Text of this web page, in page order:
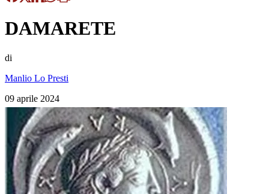
DAMARETE
di
Manlio Lo Presti
09 aprile 2024